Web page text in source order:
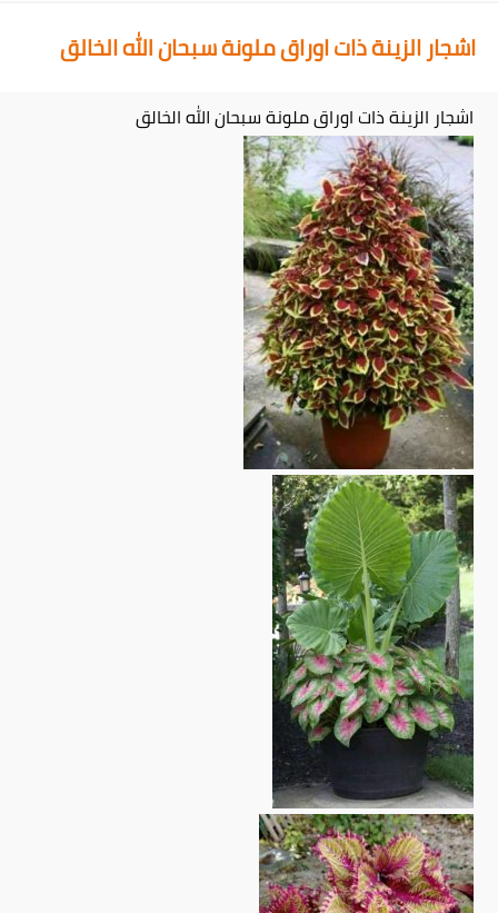
اشجار الزينة ذات اوراق ملونة سبحان الله الخالق
اشجار الزينة ذات اوراق ملونة سبحان الله الخالق